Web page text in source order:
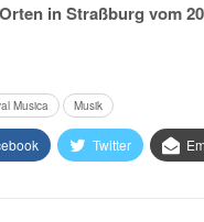
in Straßburg vom
Musica Musik
Twitter